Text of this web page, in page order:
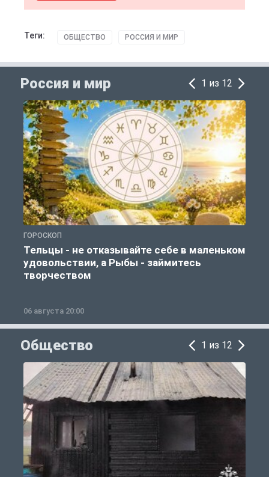
Теги: ОБЩЕСТВО РОССИЯ И МИР
Россия и мир 1 из 12
ГОРОСКОП
Тельцы - не отказывайте себе в маленьком
удовольствии, а Рыбы - займитесь
творчеством
06 августа 20:00
Общество 1 из 12